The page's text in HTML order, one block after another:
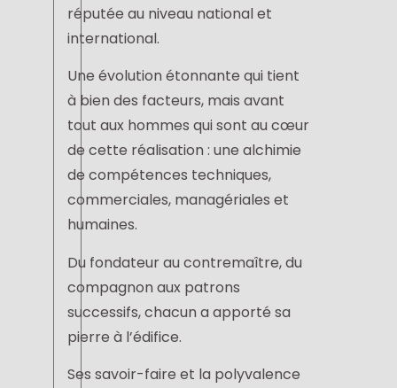
réputée au niveau national et
international.
Une évolution étonnante qui tient
à bien des facteurs, mais avant
tout aux hommes qui sont au cœur
de cette réalisation : une alchimie
de compétences techniques,
commerciales, managériales et
humaines.
Du fondateur au contremaître, du
compagnon aux patrons
successifs, chacun a apporté sa
pierre à l’édifice.
Ses savoir-faire et la polyvalence